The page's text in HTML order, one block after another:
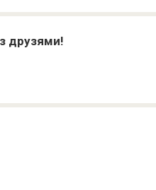
друзями!